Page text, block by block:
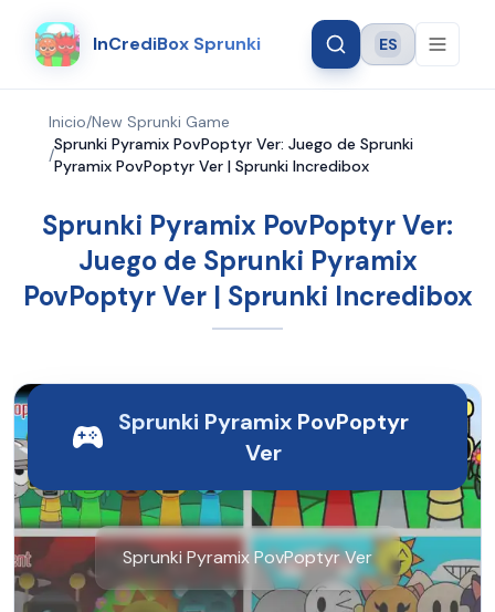
InCrediBox Sprunki Language
ES
Inicio/New Sprunki Game
/
Sprunki Pyramix PovPoptyr Ver: Juego de Sprunki
Pyramix PovPoptyr Ver | Sprunki Incredibox
Sprunki Pyramix PovPoptyr Ver:
Juego de Sprunki Pyramix
PovPoptyr Ver | Sprunki Incredibox
Sprunki Pyramix PovPoptyr
Ver
Sprunki Pyramix PovPoptyr Ver